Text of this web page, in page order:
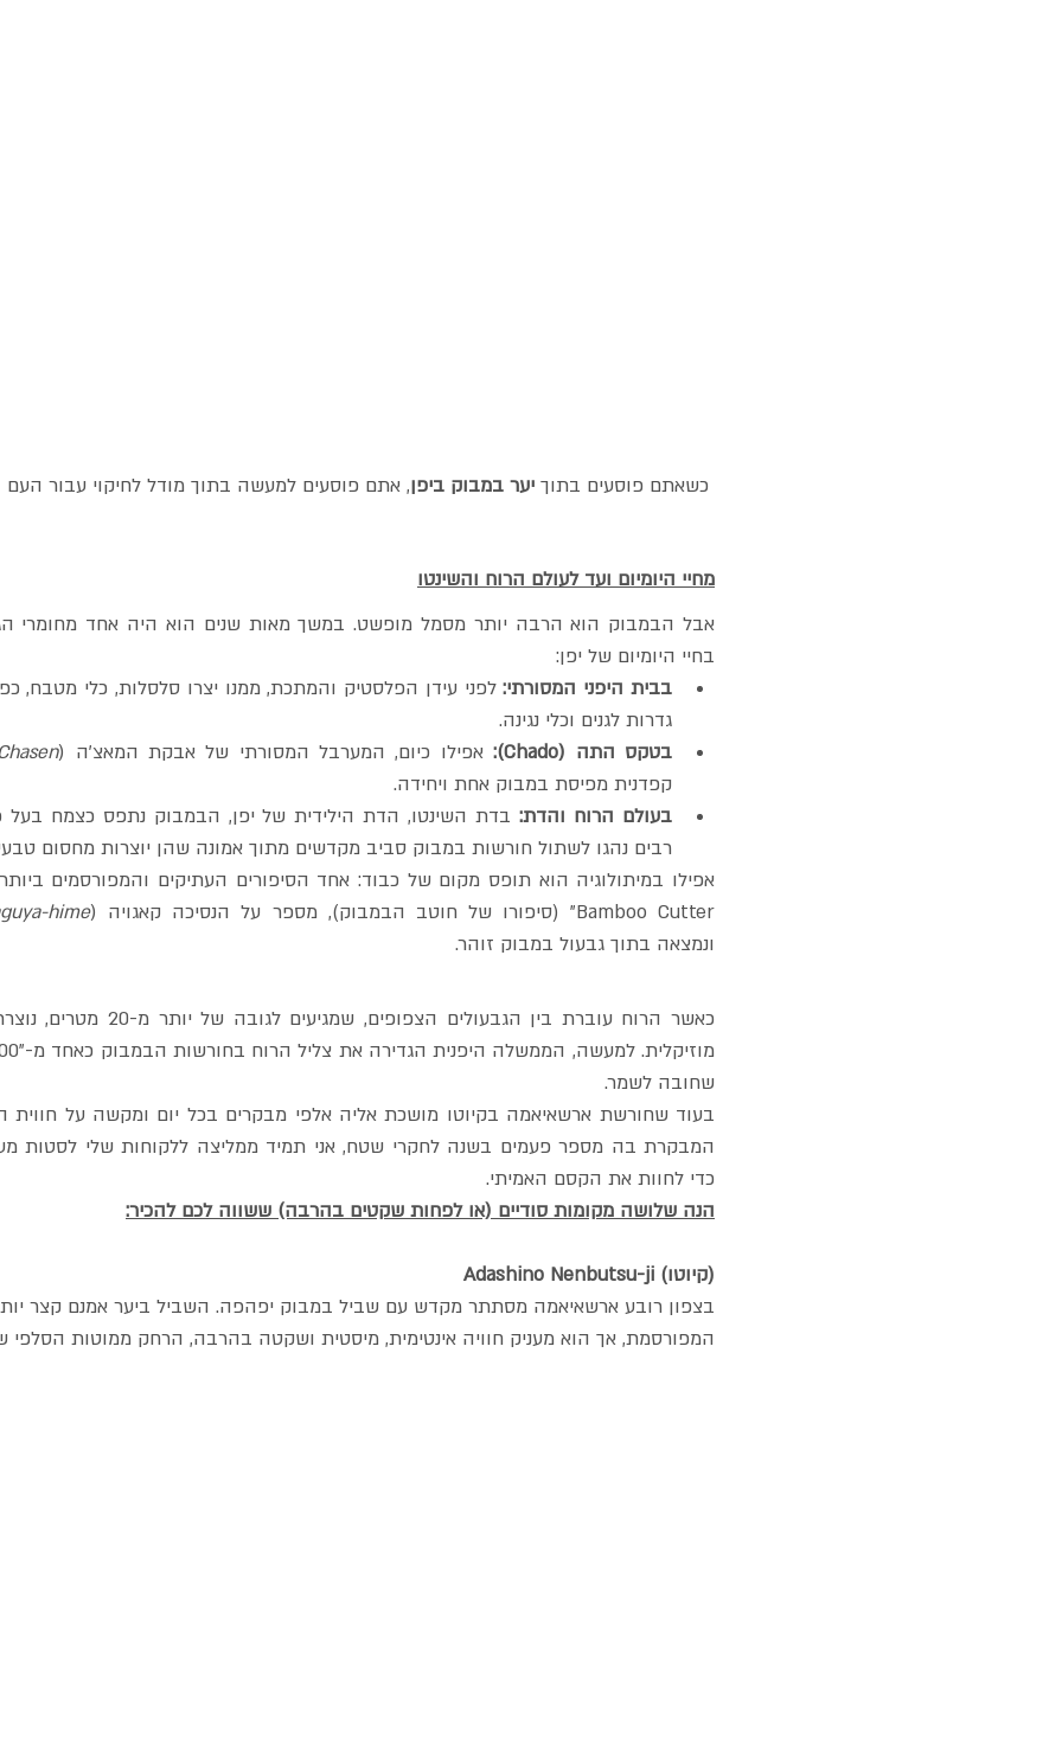
יער במבוק ביפן, אתם פוסעים למעשה בתוך מודל לחיקוי עבור העם
מחיי היומיום ועד לעולם הרוח והשינטו
בחיי היומיום של יפן:
בבית היפני המסורתי:
גדרות לגנים וכלי נגינה.
בטקס התה (Chado):
אפילו כיום, המערבל המסורתי של אבקת המאצ'ה (
קפדנית מפיסת במבוק אחת ויחידה.
בעולם הרוח והדת:
רבים נהגו לשתול חורשות במבוק סביב מקדשים מתוך אמונה שהן יוצרות מחסום
Bamboo Cutter" (סיפורו של חוטב הבמבוק), מספר על הנסיכה קאגויה (
hime
ונמצאה בתוך גבעול במבוק זוהר.
שחובה לשמר.
כדי לחוות את הקסם האמיתי.
הנה שלושה מקומות סודיים (או לפחות שקטים בהרבה) ששווה לכם להכיר:
Adashino Nenbutsu-ji (קיוטו)
בצפון רובע ארשאיאמה מסתתר מקדש עם שביל במבוק יפהפה. השביל ביער אמנם קצר
המפורסמת, אך הוא מעניק חוויה אינטימית, מיסטית ושקטה בהרבה, הרחק ממוטות הסלפי